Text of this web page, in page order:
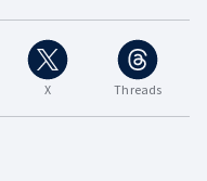
X Threads